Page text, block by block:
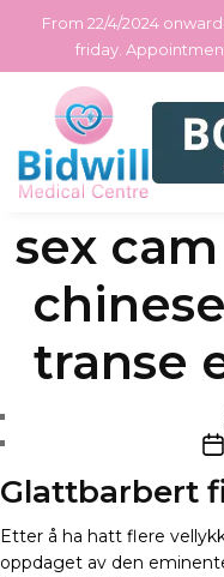
Skip
the
From 22/4/2024
friday.
Free
sex
transe
Glattbarbert
Etter å ha hatt flere
oppdaget av den